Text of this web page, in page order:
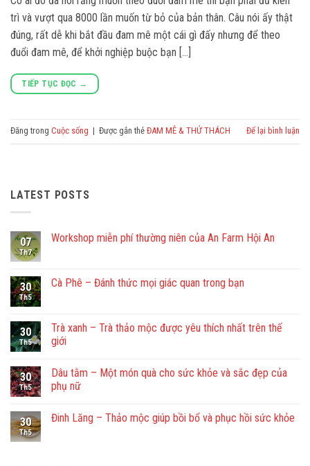
trì và vượt qua 8000 lần muốn từ bỏ của bản thân. Câu nói ấy thật
đúng, rất dễ khi bắt đầu đam mê một cái gì đấy nhưng để theo
đuổi đam mê, để khởi nghiệp buộc bạn […]
TIẾP TỤC ĐỌC →
Đăng trong Cuộc sống | Được gắn thẻ ĐAM MÊ & THỬ THÁCH Để lại bình luận
LATEST POSTS
07
Th7
Workshop miễn phí thường niên của An Farm Hội An
luận
ở
thường
niên
của
Hội
An
30
Th5
Cà Phê – Đánh thức mọi giác quan trong bạn
luận
ở
Cà
Đánh
thức
mọi
trong
bạn
30
Th5
Trà xanh – Trà thảo mộc được yêu thích nhất trên thế
giới
bình
luận
ở
–
30
Th5
Dâu tằm – Một món quà cho sức khỏe và sắc đẹp của
phụ nữ
bình
30
Th5
Đinh Lăng – Thảo mộc giúp bồi bổ và phục hồi sức khỏe